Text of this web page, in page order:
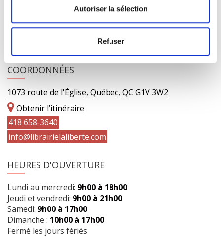
Autoriser la sélection
Refuser
COORDONNÉES
1073 route de l'Église, Québec, QC G1V 3W2
Obtenir l’itinéraire
418 658-3640
info@librairielaliberte.com
HEURES D'OUVERTURE
Lundi au mercredi: 9h00 à 18h00
Jeudi et vendredi: 9h00 à 21h00
Samedi: 9h00 à 17h00
Dimanche : 10h00 à 17h00
Fermé les jours fériés